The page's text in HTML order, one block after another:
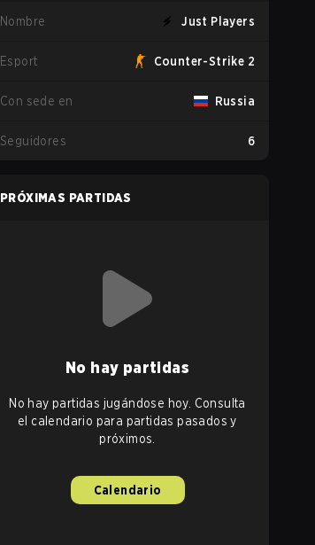
Nombre Just Players
Esport Counter-Strike 2
Con sede en Russia
Seguidores 6
PRÓXIMAS PARTIDAS
No hay partidas
No hay partidas jugándose hoy. Consulta
el calendario para partidas pasados y
próximos.
Calendario